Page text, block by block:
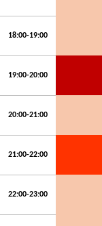
18:00-19:00
19:00-20:00
20:00-21:00
21:00-22:00
22:00-23:00